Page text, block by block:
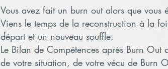
Vous avez fait un burn out alors que vous
Viens le temps de la reconstruction à la
départ et un nouveau souffle.
Le Bilan de Compétences après Burn
de votre situation, de votre vécu de Burn